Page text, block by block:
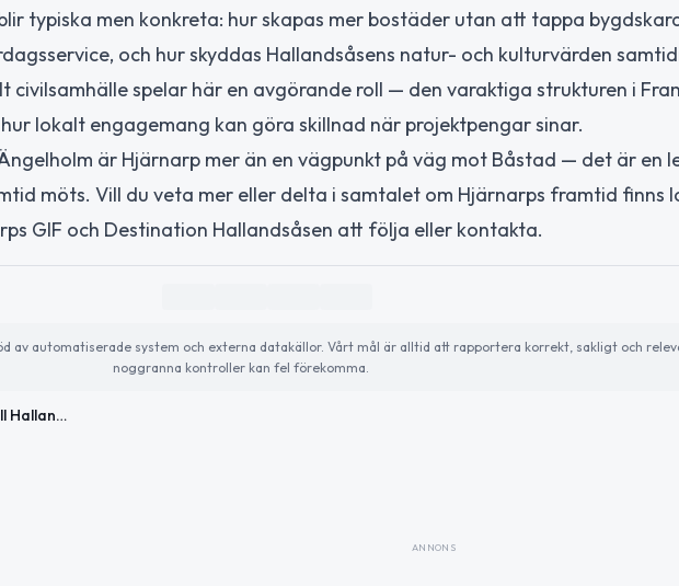
typiska men konkreta: hur skapas mer bostäder utan att tappa
och hur skyddas Hallandsåsens natur- och kulturvärden
civilsamhälle spelar här en avgörande roll — den varaktiga strukturen i
lokalt engagemang kan göra skillnad när projektpengar sinar.
är Hjärnarp mer än en vägpunkt på väg mot Båstad — det är en
möts. Vill du veta mer eller delta i samtalet om Hjärnarps framtid finns
GIF och Destination Hallandsåsen att följa eller kontakta.
av automatiserade system och externa datakällor. Vårt mål är alltid att rapportera korrekt, sakligt och
noggranna kontroller kan fel förekomma.
Hjärnarp — porten till Hallandsåsen och en levande bygd
ANNONS